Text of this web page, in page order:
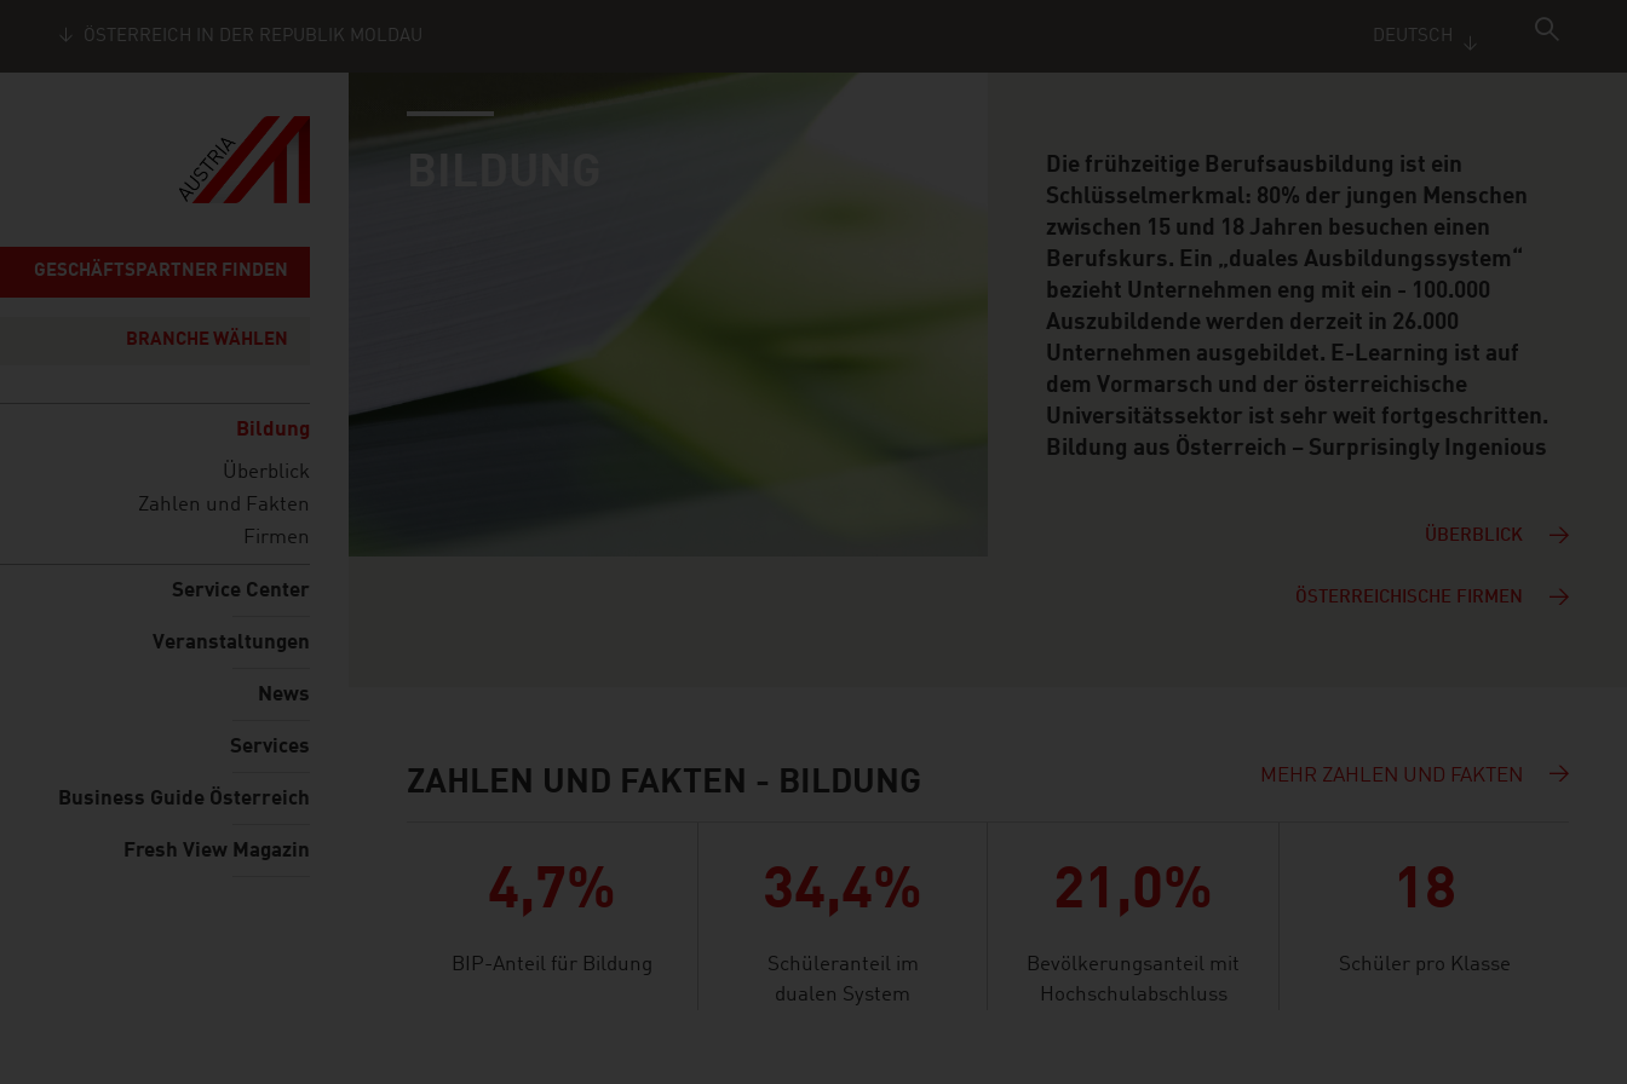
DEUTSCH
ÖSTERREICH IN DER REPUBLIK MOLDAU
GESCHÄFTSPARTNER FINDEN
BRANCHE WÄHLEN
Bildung
Überblick
Zahlen und Fakten
Firmen
Service Center
Veranstaltungen
News
Services
Business Guide Österreich
Fresh View Magazin
Die frühzeitige Berufsausbildung ist ein
Schlüsselmerkmal: 80% der jungen Menschen
zwischen 15 und 18 Jahren besuchen einen
Berufskurs. Ein „duales Ausbildungssystem“
bezieht Unternehmen eng mit ein - 100.000
Auszubildende werden derzeit in 26.000
Unternehmen ausgebildet. E-Learning ist auf
dem Vormarsch und der österreichische
Universitätssektor ist sehr weit fortgeschritten.
Bildung aus Österreich – Surprisingly Ingenious
ÜBERBLICK
ÖSTERREICHISCHE FIRMEN
facts & figures
ZAHLEN UND FAKTEN - BILDUNG MEHR ZAHLEN UND FAKTEN
4,7%
BIP-Anteil für Bildung
34,4%
Schüleranteil im
dualen System
21,0%
Bevölkerungsanteil mit
Hochschulabschluss
18
Schüler pro Klasse